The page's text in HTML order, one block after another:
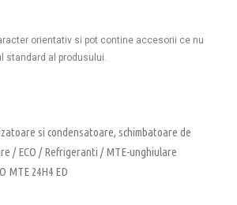
orientativ si pot contine accesorii ce nu
standard al produsului.
si condensatoare, schimbatoare de
/ECO /Refrigeranti /MTE-unghiulare
MTE 24H4 ED